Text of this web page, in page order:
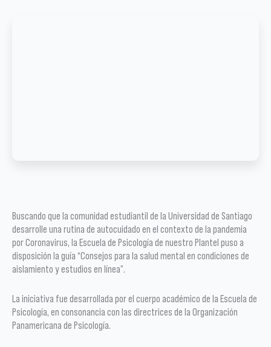
Buscando que la comunidad estudiantil de la Universidad de Santiago
desarrolle una rutina de autocuidado en el contexto de la pandemia
por Coronavirus, la Escuela de Psicología de nuestro Plantel puso a
disposición la guía “Consejos para la salud mental en condiciones de
aislamiento y estudios en línea”.
La iniciativa fue desarrollada por el cuerpo académico de la Escuela de
Psicología, en consonancia con las directrices de la Organización
Panamericana de Psicología.